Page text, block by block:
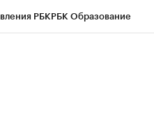
РБКРБК Образование